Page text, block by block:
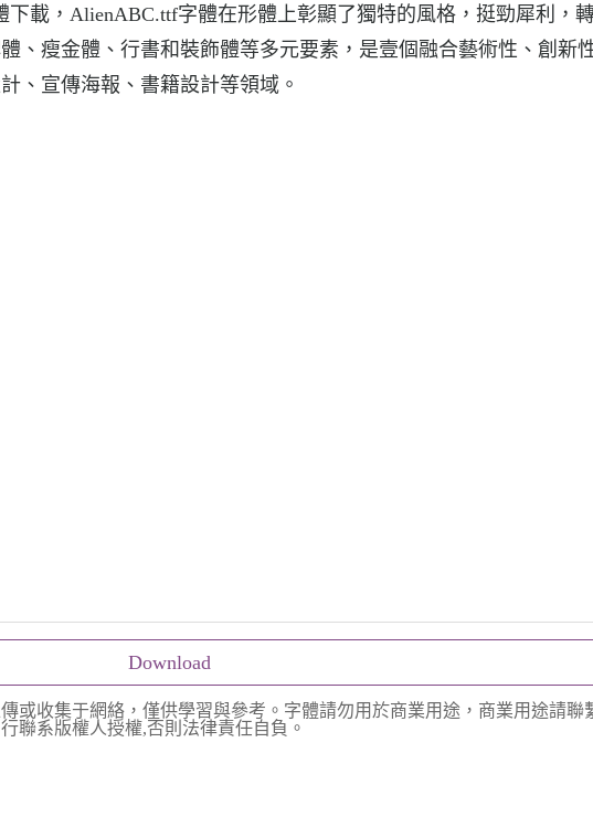
載，AlienABC.ttf字體在形體上彰顯了獨特的風格，挺勁犀利，
、瘦金體、行書和裝飾體等多元要素，是壹個融合藝術性、創新
、宣傳海報、書籍設計等領域。
Download
或收集于網絡，僅供學習與參考。字體請勿用於商業用途，商業用途請聯
聯系版權人授權,否則法律責任自負。